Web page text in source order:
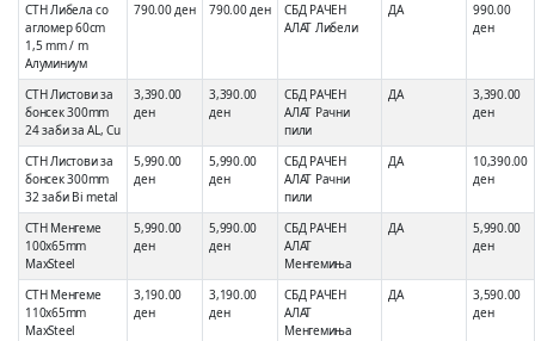
СТН Либела со
агломер 60cm
1,5 mm / m
Алуминиум
790.00 ден 790.00 ден
СБД РАЧЕН
АЛАТ Либели
ДА
990.00
ден
СТН Листови за
бонсек 300mm
24 заби за AL, Cu
3,390.00
ден
3,390.00
ден
СБД РАЧЕН
АЛАТ Рачни
пили
ДА
3,390.00
ден
СТН Листови за
бонсек 300mm
32 заби Bi metal
5,990.00
ден
5,990.00
ден
СБД РАЧЕН
АЛАТ Рачни
пили
ДА
10,390.00
ден
СТН Менгеме
100x65mm
MaxSteel
5,990.00
ден
5,990.00
ден
СБД РАЧЕН
АЛАТ
Менгемиња
ДА
5,990.00
ден
СТН Менгеме
110x65mm
MaxSteel
3,190.00
ден
3,190.00
ден
СБД РАЧЕН
АЛАТ
Менгемиња
ДА
3,590.00
ден